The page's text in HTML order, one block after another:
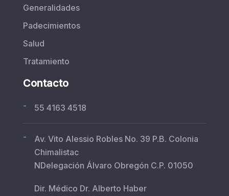
Generalidades
Padecimientos
Salud
Tratamiento
Contacto
- 55 4163 4518
-
Av. Vito Alessio Robles No. 39 P.B. Colonia
Chimalistac
NDelegación Álvaro Obregón C.P. 01050
Dir. Médico Dr. Alberto Haber